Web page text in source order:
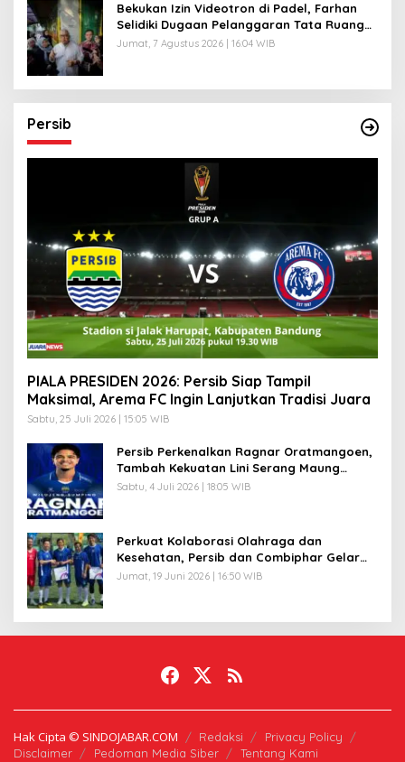
Bekukan Izin Videotron di Padel, Farhan
Selidiki Dugaan Pelanggaran Tata Ruang
dan ASN
Jumat, 7 Agustus 2026 | 16:04 WIB
Persib
PIALA PRESIDEN 2026: Persib Siap Tampil
Maksimal, Arema FC Ingin Lanjutkan Tradisi Juara
Sabtu, 25 Juli 2026 | 15:05 WIB
Persib Perkenalkan Ragnar Oratmangoen,
Tambah Kekuatan Lini Serang Maung
Bandung
Sabtu, 4 Juli 2026 | 18:05 WIB
Perkuat Kolaborasi Olahraga dan
Kesehatan, Persib dan Combiphar Gelar
Friendly Match
Jumat, 19 Juni 2026 | 16:50 WIB
Hak Cipta © SINDOJABAR.COM Redaksi
Privacy Policy
Disclaimer
Pedoman Media Siber Tentang Kami